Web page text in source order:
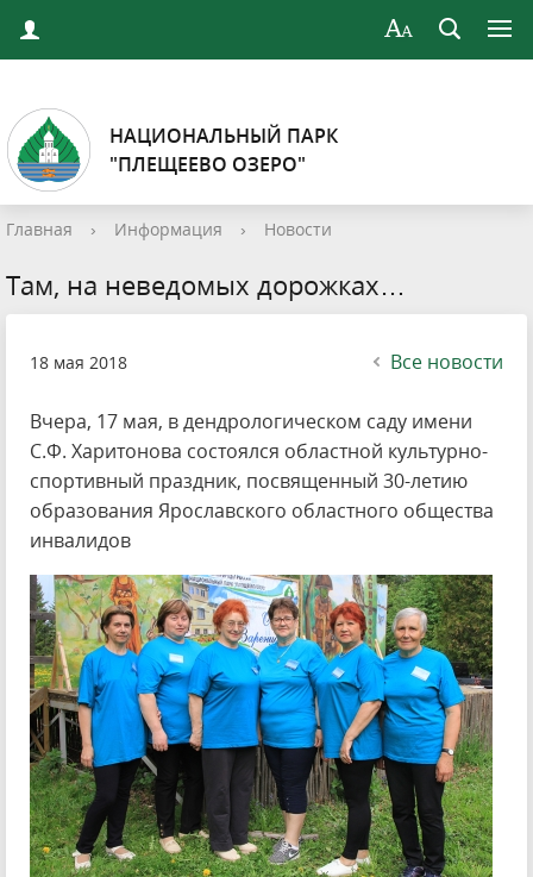
НАЦИОНАЛЬНЫЙ ПАРК
"ПЛЕЩЕЕВО ОЗЕРО"
Главная › Информация › Новости
Там, на неведомых дорожках…
18 мая 2018 Все новости
Вчера, 17 мая, в дендрологическом саду имени
С.Ф. Харитонова состоялся областной культурно-
спортивный праздник, посвященный 30-летию
образования Ярославского областного общества
инвалидов